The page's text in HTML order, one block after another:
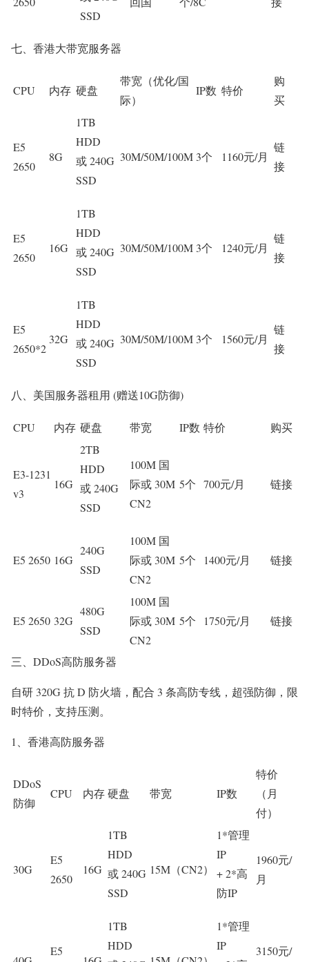
SSD
七、香港大带宽服务器
CPU 内存 硬盘
带宽（优化/国
际）
IP数 特价
购
买
E5
2650
8G
1TB
HDD
或 240G
SSD
30M/50M/100M 3个 1160元/月
链
接
E5
2650
16G
1TB
HDD
或 240G
SSD
30M/50M/100M 3个 1240元/月
链
接
E5
2650*2
32G
1TB
HDD
或 240G
SSD
30M/50M/100M 3个 1560元/月
链
接
八、美国服务器租用 (赠送10G防御)
CPU 内存 硬盘 带宽 IP数 特价 购买
E3-1231
v3
16G
2TB
HDD
或 240G
SSD
100M 国
际或 30M
CN2
5个 700元/月 链接
E5 2650 16G
240G
SSD
100M 国
际或 30M
CN2
5个 1400元/月 链接
E5 2650 32G
480G
SSD
100M 国
际或 30M
CN2
5个 1750元/月 链接
三、DDoS高防服务器
自研 320G 抗 D 防火墙，配合 3 条高防专线，超强防御，限
时特价，支持压测。
1、香港高防服务器
DDoS
防御
CPU 内存硬盘 带宽 IP数
特价
（月
付）
30G
E5
2650
16G
1TB
HDD
或 240G
SSD
15M（CN2）
1*管理
IP
+ 2*高
防IP
1960元/
月
E5
1TB
HDD
1*管理
IP
3150元/